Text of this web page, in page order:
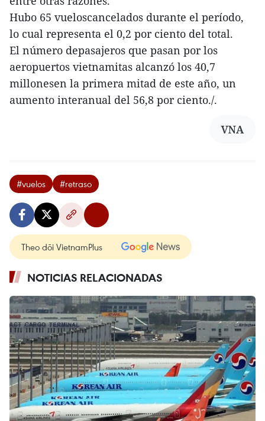
Hubo 65 vueloscancelados durante el período,
lo cual representa el 0,2 por ciento del total.
El número depasajeros que pasan por los
aeropuertos vietnamitas alcanzó los 40,7
millonesen la primera mitad de este año, un
aumento interanual del 56,8 por ciento./.
VNA
#vuelos #retraso
Theo dõi VietnamPlus
NOTICIAS RELACIONADAS